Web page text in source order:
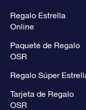
Regalo Estrella
Online
Paquete de Regalo
OSR
Regalo Súper
Tarjeta de Regalo
OSR